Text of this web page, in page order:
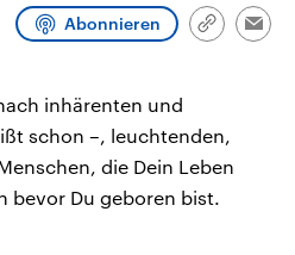
Podcasts
Abonnieren
Link
inhärenten und
schon –, leuchtenden,
die Dein Leben
bevor Du geboren bist.